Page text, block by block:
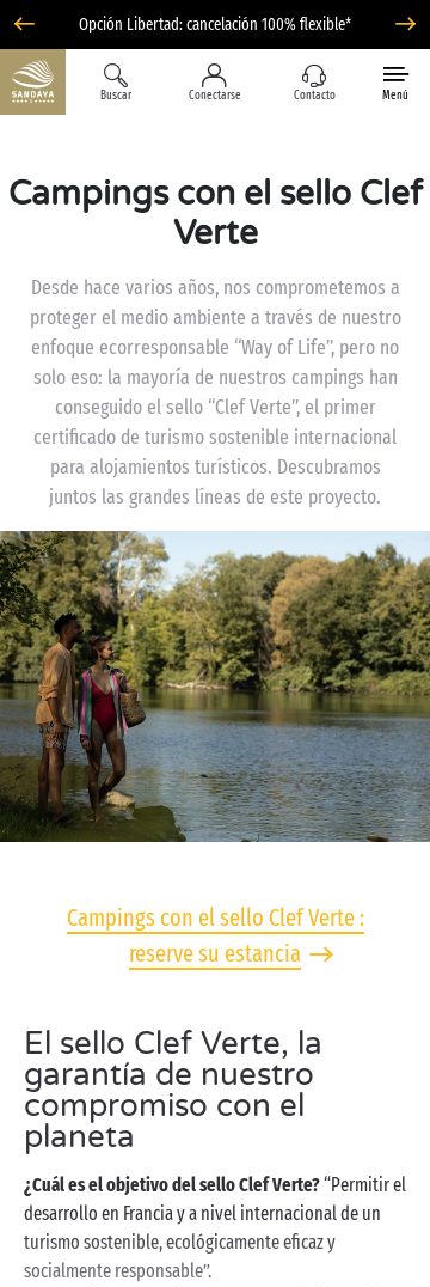
Opción Libertad: cancelación 100% flexible*
Buscar Conectarse Contacto Menú
Campings con el sello Clef
Verte
Desde hace varios años, nos comprometemos a
proteger el medio ambiente a través de nuestro
enfoque ecorresponsable “Way of Life”, pero no
solo eso: la mayoría de nuestros campings han
conseguido el sello “Clef Verte”, el primer
certificado de turismo sostenible internacional
para alojamientos turísticos. Descubramos
juntos las grandes líneas de este proyecto.
Campings con el sello Clef Verte :
reserve su estancia
El sello Clef Verte, la
garantía de nuestro
compromiso con el
planeta
¿Cuál es el objetivo del sello Clef Verte?“Permitir el
desarrollo en Francia y a nivel internacional de un
turismo sostenible, ecológicamente eficaz y
socialmente responsable”.